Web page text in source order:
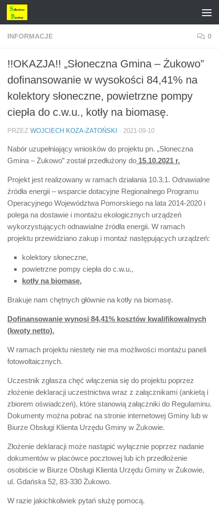
Przejdź do treści
INFORMACJE 0
!!OKAZJA!! „Słoneczna Gmina – Żukowo”
dofinansowanie w wysokości 84,41% na
kolektory słoneczne, powietrzne pompy
ciepła do c.w.u., kotły na biomasę.
PRZEZ WOJCIECH KOZA-ZATOŃSKI · 2021-09-10
Nabór uzupełniający wniosków do projektu pn. „Słoneczna
Gmina – Żukowo” został przedłużony do 15.10.2021 r.
Projekt jest realizowany w ramach działania 10.3.1. Odnawialne
źródła energii – wsparcie dotacyjne Regionalnego Programu
Operacyjnego Województwa Pomorskiego na lata 2014-2020 i
polega na dostawie i montażu ekologicznych urządzeń
wykorzystujących odnawialne źródła energii. W ramach
projektu przewidziano zakup i montaż następujących urządzeń:
kolektory słoneczne,
powietrzne pompy ciepła do c.w.u.,
kotły na biomasę.
Brakuje nam chętnych głównie na kotły na biomasę.
Dofinansowanie wynosi 84,41% kosztów kwalifikowalnych
(kwoty netto).
W ramach projektu niestety nie ma możliwości montażu paneli
fotowoltaicznych.
Uczestnik zgłasza chęć włączenia się do projektu poprzez
złożenie deklaracji uczestnictwa wraz z załącznikami (ankietą i
zbiorem oświadczeń), które stanowią załączniki do Regulaminu.
Dokumenty można pobrać na stronie internetowej Gminy lub w
Biurze Obsługi Klienta Urzędu Gminy w Żukowie.
Złożenie deklaracji może nastąpić wyłącznie poprzez nadanie
dokumentów w placówce pocztowej lub ich przedłożenie
osobiście w Biurze Obsługi Klienta Urzędu Gminy w Żukowie,
ul. Gdańska 52, 83-330 Żukowo.
W razie jakichkolwiek pytań służę pomocą.